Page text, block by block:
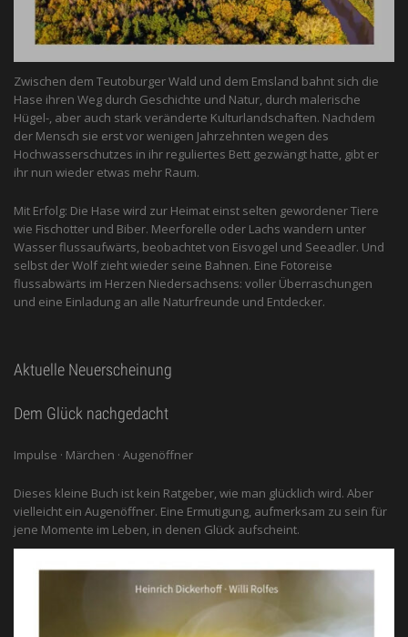
Zwischen dem Teutoburger Wald und dem Emsland bahnt sich die
Hase ihren Weg durch Geschichte und Natur, durch malerische
Hügel-, aber auch stark veränderte Kulturlandschaften. Nachdem
der Mensch sie erst vor wenigen Jahrzehnten wegen des
Hochwasserschutzes in ihr reguliertes Bett gezwängt hatte, gibt er
ihr nun wieder etwas mehr Raum.
Mit Erfolg: Die Hase wird zur Heimat einst selten gewordener Tiere
wie Fischotter und Biber. Meerforelle oder Lachs wandern unter
Wasser flussaufwärts, beobachtet von Eis­vogel und See­adler. Und
selbst der Wolf zieht wieder seine Bahnen. Eine Fotoreise
flussabwärts im Herzen Niedersachsens: voller Überraschungen
und eine Einladung an alle ­Naturfreunde und Entdecker.
Aktuelle Neuerscheinung
Dem Glück nachgedacht
Impulse · Märchen · Augenöffner
Dieses kleine Buch ist kein Ratgeber, wie man glücklich wird. Aber
vielleicht ein Augenöffner. Eine Ermutigung, aufmerksam zu sein für
jene Momente im Leben, in denen Glück aufscheint.